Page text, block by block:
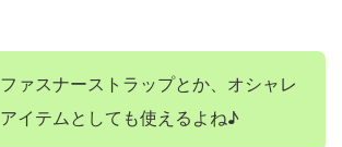
ファスナーストラップとか、オシャレ
アイテムとしても使えるよね♪